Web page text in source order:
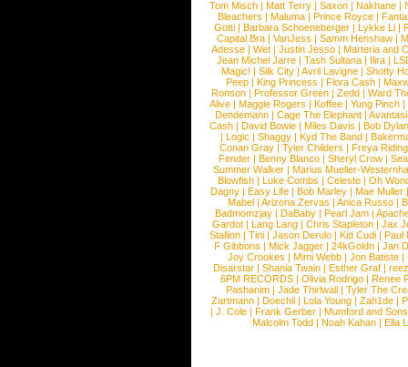
Tom Misch |Matt Terry |Saxon |Nakhane |
Bleachers | Maluma | Prince Royce |
Gotti |Barbara Schoeneberger |Lykke Li |
Capital Bra |VanJess |Samm Henshaw |
Adesse |Wet |Justin Jesso |Marteria and
Jean Michel Jarre |Tash Sultana | Ilira |
Magic! | Silk City | Avril Lavigne | Shotty
Peep |King Princess |Flora Cash |
Ronson |Professor Green |Zedd |Ward
Alive |Maggie Rogers |Koffee |Yung Pinch |
Dendemann |Cage The Elephant |
Cash | David Bowie | Miles Davis | Bob Dylan
|Logic |Shaggy |Kyd The Band |
Conan Gray |Tyler Childers |Freya
Fender |Benny Blanco |Sheryl Crow |
Summer Walker |Marius Mueller-
Blowfish | Luke Combs | Celeste | Oh
Dagny |Easy Life |Bob Marley |Mae Muller
Mabel |Arizona Zervas |Anica Russo |
Badmomzjay |DaBaby |Pearl Jam |
Gardot | Lang Lang | Chris Stapleton | Jax
Stallion |Tini |Jason Derulo |Kid Cudi |Paul
F Gibbons | Mick Jagger | 24kGoldn | Jan
Joy Crookes | Mimi Webb | Jon Batiste |
Disarstar | Shania Twain | Esther Graf |
6PM RECORDS | Olivia Rodrigo | Renee
Pashanim |Jade Thirlwall |Tyler The
Zartmann | Doechii | Lola Young | Zah1de |
| J. Cole | Frank Gerber | Mumford and Sons
Malcolm Todd | Noah Kahan | Ella